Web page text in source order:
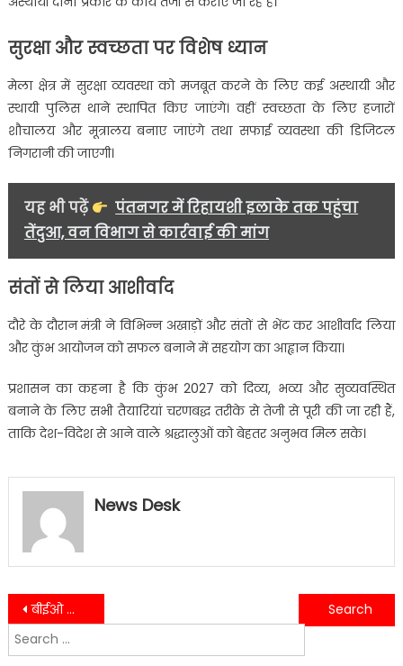
सुरक्षा और स्वच्छता पर विशेष ध्यान
मेला क्षेत्र में सुरक्षा व्यवस्था को मजबूत करने के लिए कई अस्थायी और
स्थायी पुलिस थाने स्थापित किए जाएंगे। वहीं स्वच्छता के लिए हजारों
शौचालय और मूत्रालय बनाए जाएंगे तथा सफाई व्यवस्था की डिजिटल
निगरानी की जाएगी।
यह भी पढ़ें
पंतनगर में रिहायशी इलाके तक पहुंचा
तेंदुआ, वन विभाग से कार्रवाई की मांग
संतों से लिया आशीर्वाद
दौरे के दौरान मंत्री ने विभिन्न अखाड़ों और संतों से भेंट कर आशीर्वाद लिया
और कुंभ आयोजन को सफल बनाने में सहयोग का आह्वान किया।
प्रशासन का कहना है कि कुंभ 2027 को दिव्य, भव्य और सुव्यवस्थित
बनाने के लिए सभी तैयारियां चरणबद्ध तरीके से तेजी से पूरी की जा रही हैं,
ताकि देश-विदेश से आने वाले श्रद्धालुओं को बेहतर अनुभव मिल सके।
News Desk
Post
navigation
बीईओ कार्यालय में गड़बड़ी उजागर, मुख्य विकास अधिकारी सख्त….
नैनीताल पुलिस का सख्त कदम: कोसी कैफे होमस्टे पर ताला, संचालक पर शिकंजा,लाइसेंस रद्द की संस्तुति
Search
for: